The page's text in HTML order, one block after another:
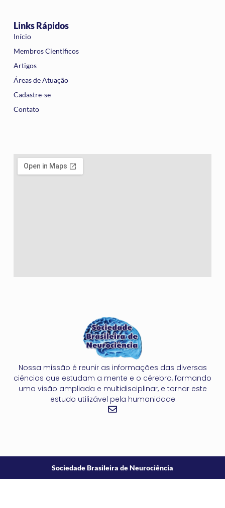
Nossa missão é reunir as informações das diversas
ciências que estudam a mente e o cérebro, formando
uma visão ampliada e multidisciplinar, e tornar este
estudo utilizável pela humanidade
Links Rápidos
Início
Membros Científicos
Artigos
Áreas de Atuação
Cadastre-se
Contato
Sociedade Brasileira de Neurociência